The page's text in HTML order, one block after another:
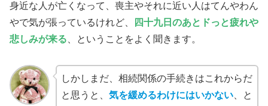
身近な人が亡くなって、喪主やそれに近い人はてんやわん
やで気が張っているけれど、
四十九日のあとドっと疲れや
悲しみが来る 、ということをよく聞きます。
しかしまだ、相続関係の手続きはこれからだ
と思うと、 気を緩めるわけにはいかない、と